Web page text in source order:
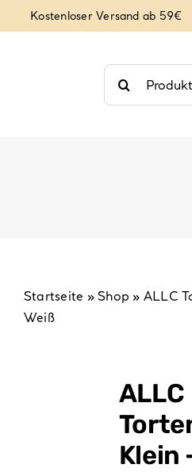
Inhalt
Kostenloser Versand ab 59€
Suche
nach:
Backzubehör &
Partydekoration
Startseite »Shop » ALLC
Weiß
ALLC
Klein